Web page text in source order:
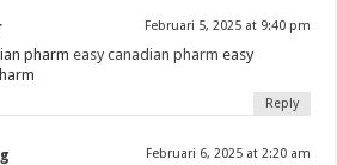
Februari 5, 2025 at 9:40 pm
pharmeasy canadian pharm easy
Reply
Februari 6, 2025 at 2:20 am